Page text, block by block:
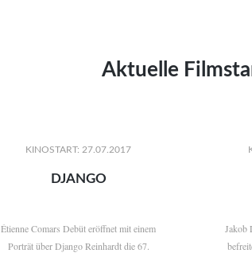
Aktuelle
KINOSTART: 27.07.2017
DJANGO
Étienne Comars Debüt eröffnet mit einem
Porträt über Django Reinhardt die 67.
Jakob